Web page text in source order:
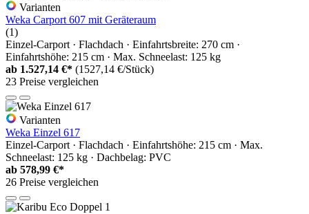
Varianten
Weka Carport 607 mit Geräteraum
(1)
Einzel-Carport · Flachdach · Einfahrtsbreite: 270 cm ·
Einfahrtshöhe: 215 cm · Max. Schneelast: 125 kg
ab 1.527,14 €* (1527,14 €/Stück)
23 Preise vergleichen
Varianten
Weka Einzel 617
Einzel-Carport · Flachdach · Einfahrtshöhe: 215 cm · Max.
Schneelast: 125 kg · Dachbelag: PVC
ab 578,99 €*
26 Preise vergleichen